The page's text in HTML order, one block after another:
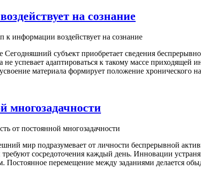
на сознание
информации воздействует на сознание
субъект приобретает сведения
успевает адаптироваться к такому массе
материала формирует положение хронического
многозадачности
от постоянной многозадачности
мир подразумевает от личности беспрерывной
сосредоточения каждый день. Инновации
Постоянное перемещение между заданиями делается